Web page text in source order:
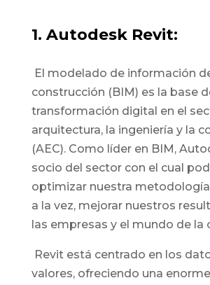
1. Autodesk Revit:
El modelado de información
construcción (BIM) es la base
transformación digital en el
arquitectura, la ingeniería y la
(AEC). Como líder en BIM,
socio del sector con el cual
optimizar nuestra metodología
a la vez, mejorar nuestros
las empresas y el mundo de la
Revit está centrado en los
valores, ofreciendo una